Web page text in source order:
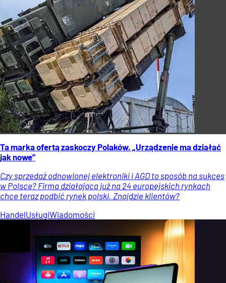
Ta marka ofertą zaskoczy Polaków. „Urządzenie ma działać
jak nowe”
Czy sprzedaż odnowionej elektroniki i AGD to sposób na sukces
w Polsce? Firma działająca już na 24 europejskich rynkach
chce teraz podbić rynek polski. Znajdzie klientów?
HandelUsługiWiadomości